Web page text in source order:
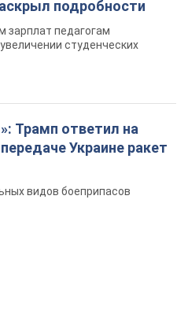
подробности
педагогам
студенческих
Трамп ответил на
Украине ракет
видов боеприпасов